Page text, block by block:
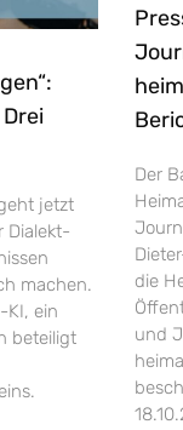
jetzt
Dialekt-
machen.
KI, ein
beteiligt
Der
die
und